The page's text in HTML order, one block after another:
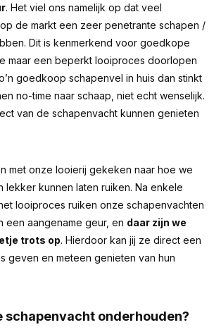
. Het viel ons namelijk op dat veel
de markt een zeer penetrante schapen /
Dit is kenmerkend voor goedkope
maar een beperkt looiproces doorlopen
goedkoop schapenvel in huis dan stinkt
no-time naar schaap, niet echt wenselijk.
van de schapenvacht kunnen genieten
met onze looierij gekeken naar hoe we
lekker kunnen laten ruiken. Na enkele
looiproces ruiken onze schapenvachten
een aangename geur, en daar zijn we
trots op. Hierdoor kan jij ze direct een
geven en meteen genieten van hun
schapenvacht onderhouden?